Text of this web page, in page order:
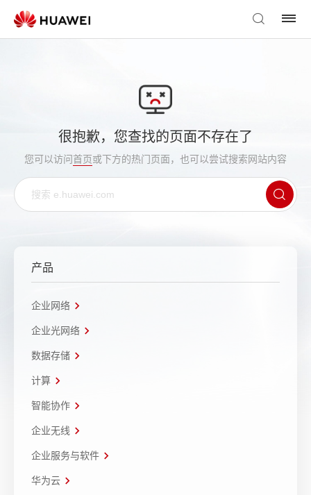
很抱歉，您查找的页面不存在了
您可以访问首页或下方的热门页面，也可以尝试搜索网站内容
产品
企业网络
企业光网络
数据存储
计算
智能协作
企业无线
企业服务与软件
华为云